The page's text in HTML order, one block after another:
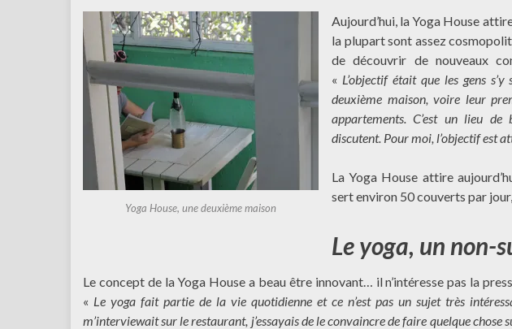
Yoga House, une deuxième maison
Aujourd’hui, la Yoga House
la plupart sont assez
de découvrir de nouveaux
« L’objectif était que les gens
deuxième maison, voire leur
appartements. C’est un lieu de
discutent. Pour moi, l’objectif est
La Yoga House attire
sert environ 50 couverts par
Le yoga, un non-
Le concept de la Yoga House a beau être innovant… il n’intéresse pas la
« Le yoga fait partie de la vie quotidienne et ce n’est pas un sujet très
m’interviewait sur le restaurant, j’essayais de le convaincre de faire quelque chose